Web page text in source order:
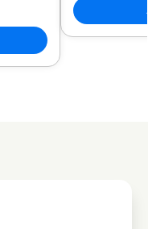
(Série)